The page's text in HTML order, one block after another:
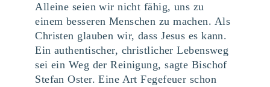
Alleine seien wir nicht fähig, uns zu
einem besseren Menschen zu machen. Als
Christen glauben wir, dass Jesus es kann.
Ein authentischer, christlicher Lebensweg
sei ein Weg der Reinigung, sagte Bischof
Stefan Oster. Eine Art Fegefeuer schon